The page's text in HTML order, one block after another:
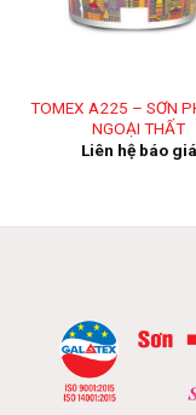
TOMEX A225 – SƠN
NGOẠI THẤT
Liên hệ báo giá